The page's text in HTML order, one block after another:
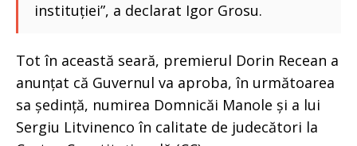
instituției”, a declarat Igor Grosu.
Tot în această seară, premierul Dorin Recean a
anunțat că Guvernul va aproba, în următoarea
sa ședință, numirea Domnicăi Manole și a lui
Sergiu Litvinenco în calitate de judecători la